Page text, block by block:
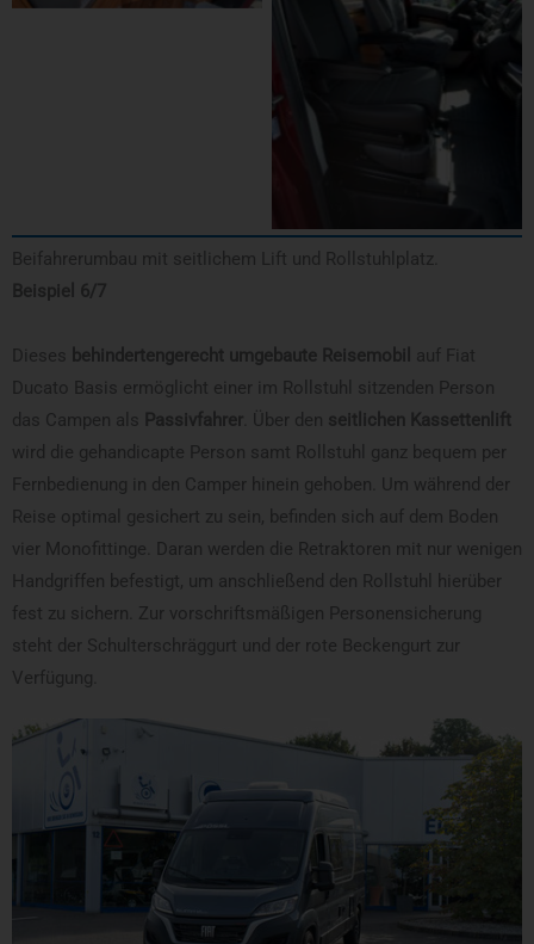
Beifahrerumbau mit seitlichem Lift und Rollstuhlplatz.
Beispiel 6/7
Dieses behindertengerecht umgebaute Reisemobil
auf Fiat
Ducato Basis ermöglicht einer im Rollstuhl sitzenden Person
das Campen als Passivfahrer . Über den seitlichen Kassettenlift
wird die gehandicapte Person samt Rollstuhl ganz bequem per
Fernbedienung in den Camper hinein gehoben. Um während der
Reise optimal gesichert zu sein, befinden sich auf dem Boden
vier Monofittinge. Daran werden die Retraktoren mit nur wenigen
Handgriffen befestigt, um anschließend den Rollstuhl hierüber
fest zu sichern. Zur vorschriftsmäßigen Personensicherung
steht der Schulterschräggurt und der rote Beckengurt zur
Verfügung.